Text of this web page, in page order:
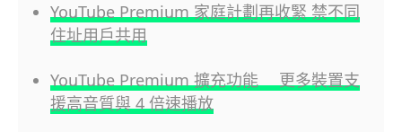
YouTube Premium 家庭計劃再收緊 禁不同
住址用戶共用
YouTube Premium 擴充功能 更多裝置支
援高音質與 4 倍速播放